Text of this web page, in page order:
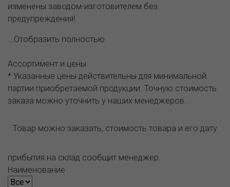
изменены заводом-изготовителем без
предупреждения!
...Отобразить полностью
Ассортимент и цены
* Указанные цены действительны для минимальной
партии приобретаемой продукции. Точную стоимость
заказа можно уточнить у наших менеджеров.
Товар можно заказать, стоимость товара и его дату
прибытия на склад сообщит менеджер.
Наименование